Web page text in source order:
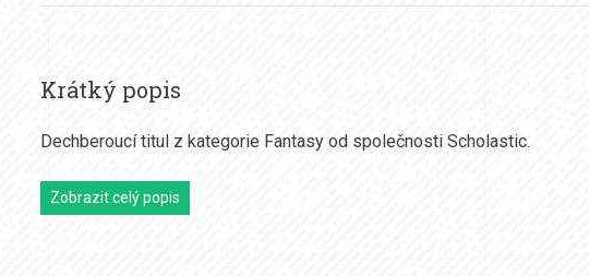
Krátký popis
Dechberoucí titul z kategorie Fantasy od společnosti Scholastic.
Zobrazit celý popis